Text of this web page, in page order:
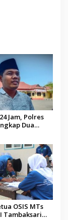
Jam, Polres
Dua
OSIS MTs
Tambaksari